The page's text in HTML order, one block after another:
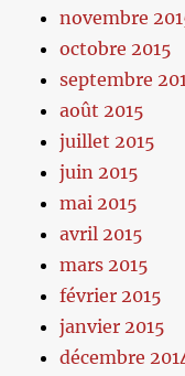
novembre
octobre 2015
septembre
août 2015
juillet 2015
juin 2015
mai 2015
avril 2015
mars 2015
février 2015
janvier 2015
décembre